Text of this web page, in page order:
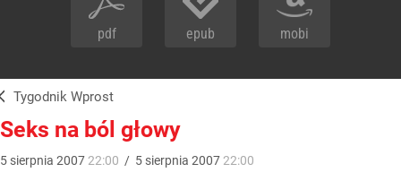
pdf epub mobi
Tygodnik Wprost
Seks na ból głowy
5 sierpnia 2007 22:00 / 5 sierpnia 2007 22:00